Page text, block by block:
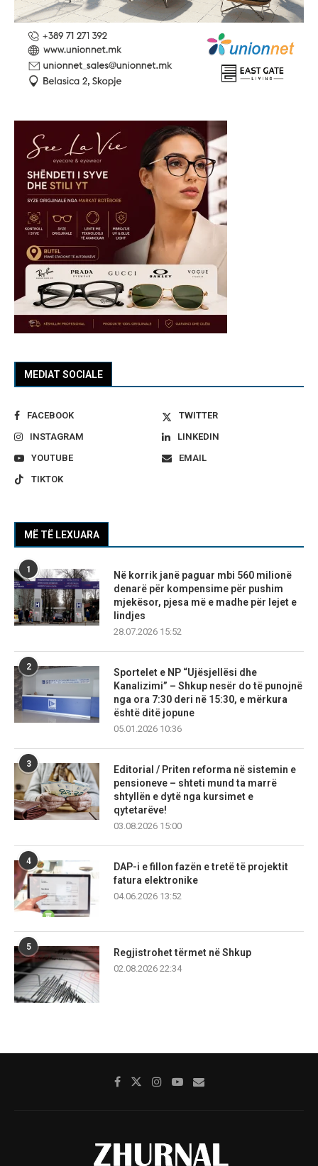
MEDIAT SOCIALE
FACEBOOK
TWITTER
INSTAGRAM
LINKEDIN
YOUTUBE
EMAIL
TIKTOK
MË TË LEXUARA
1
Në korrik janë paguar mbi 560 milionë
denarë për kompensime për pushim
mjekësor, pjesa më e madhe për lejet e
lindjes
28.07.2026 15:52
2
Sportelet e NP “Ujësjellësi dhe
Kanalizimi” – Shkup nesër do të punojnë
nga ora 7:30 deri në 15:30, e mërkura
është ditë jopune
05.01.2026 10:36
3
Editorial / Priten reforma në sistemin e
pensioneve – shteti mund ta marrë
shtyllën e dytë nga kursimet e
qytetarëve!
03.08.2026 15:00
4
DAP-i e fillon fazën e tretë të projektit
fatura elektronike
04.06.2026 13:52
5
Regjistrohet tërmet në Shkup
02.08.2026 22:34